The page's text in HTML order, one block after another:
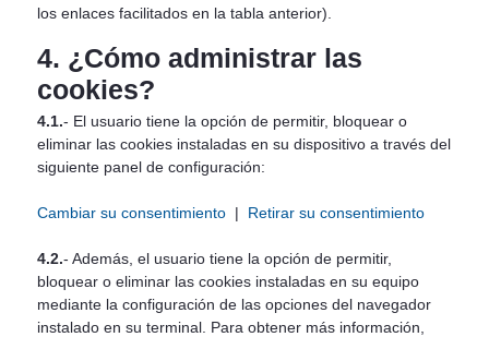
los enlaces facilitados en la tabla anterior).
4. ¿Cómo administrar las
cookies?
4.1.- El usuario tiene la opción de permitir, bloquear o
eliminar las cookies instaladas en su dispositivo a través del
siguiente panel de configuración:
Cambiar su consentimiento| Retirar su consentimiento
4.2.- Además, el usuario tiene la opción de permitir,
bloquear o eliminar las cookies instaladas en su equipo
mediante la configuración de las opciones del navegador
instalado en su terminal. Para obtener más información,